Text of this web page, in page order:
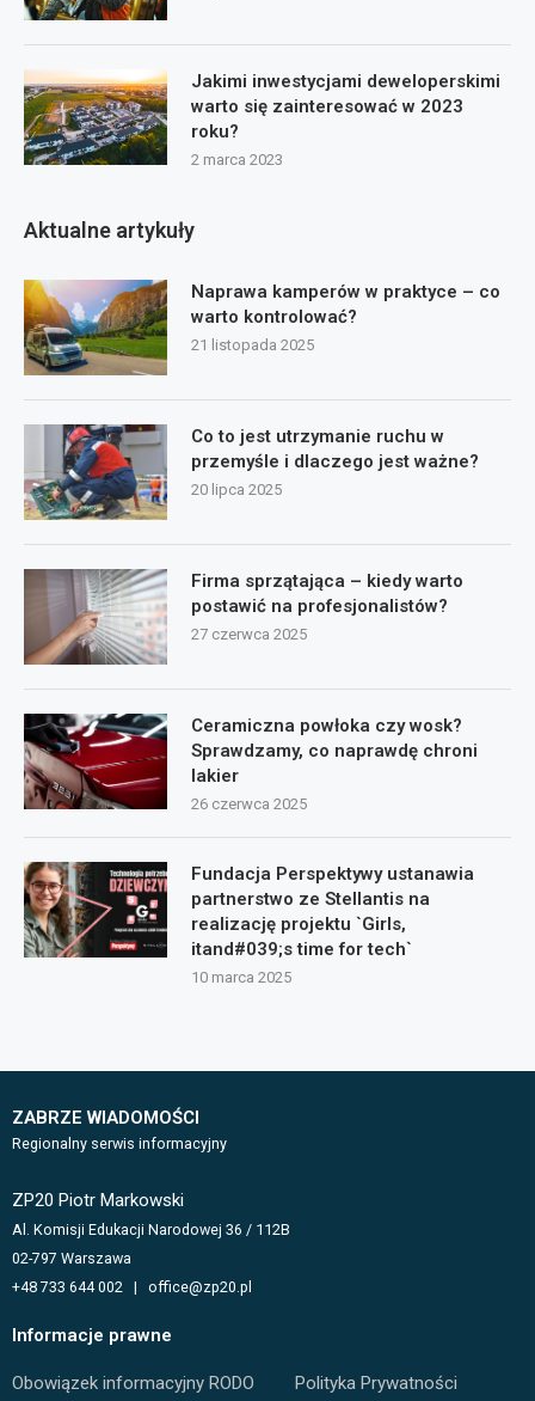
Jakimi inwestycjami deweloperskimi
warto się zainteresować w 2023
roku?
2 marca 2023
Aktualne artykuły
Naprawa kamperów w praktyce – co
warto kontrolować?
21 listopada 2025
Co to jest utrzymanie ruchu w
przemyśle i dlaczego jest ważne?
20 lipca 2025
Firma sprzątająca – kiedy warto
postawić na profesjonalistów?
27 czerwca 2025
Ceramiczna powłoka czy wosk?
Sprawdzamy, co naprawdę chroni
lakier
26 czerwca 2025
Fundacja Perspektywy ustanawia
partnerstwo ze Stellantis na
realizację projektu `Girls,
itand#039;s time for tech`
10 marca 2025
ZABRZE WIADOMOŚCI
Regionalny serwis informacyjny
ZP20 Piotr Markowski
Al. Komisji Edukacji Narodowej 36 / 112B
02-797 Warszawa
+48 733 644 002 | office@zp20.pl
Informacje prawne
Obowiązek informacyjny RODO
Polityka Prywatności